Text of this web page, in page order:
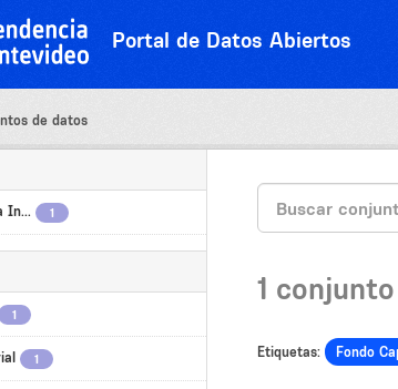
Portal de Datos Abiertos
de datos
In... 1
1
1
1
Etiquetas: Fondo